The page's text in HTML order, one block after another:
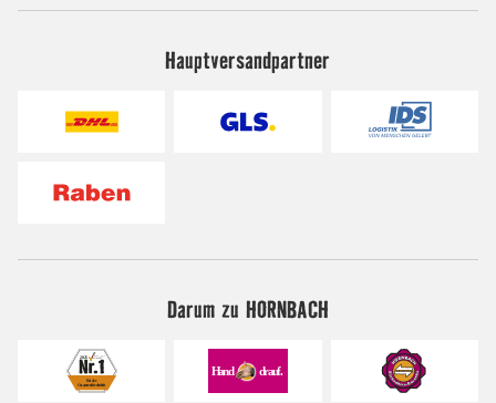
Hauptversandpartner
Darum zu HORNBACH